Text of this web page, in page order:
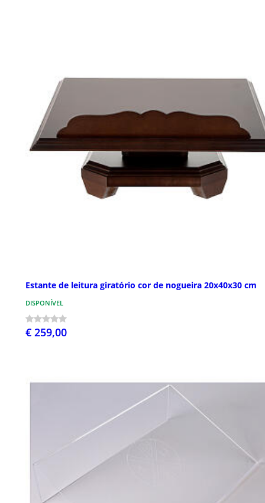
Estante de leitura giratório cor de nogueira 20x40x30 cm
DISPONÍVEL
€ 259,00